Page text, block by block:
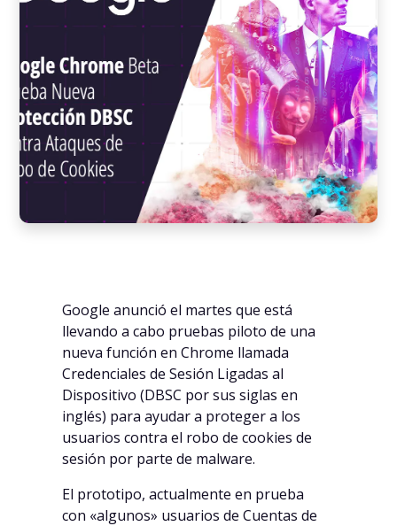
Google anunció el martes que está
llevando a cabo pruebas piloto de una
nueva función en Chrome llamada
Credenciales de Sesión Ligadas al
Dispositivo (DBSC por sus siglas en
inglés) para ayudar a proteger a los
usuarios contra el robo de cookies de
sesión por parte de malware.
El prototipo, actualmente en prueba
con «algunos» usuarios de Cuentas de